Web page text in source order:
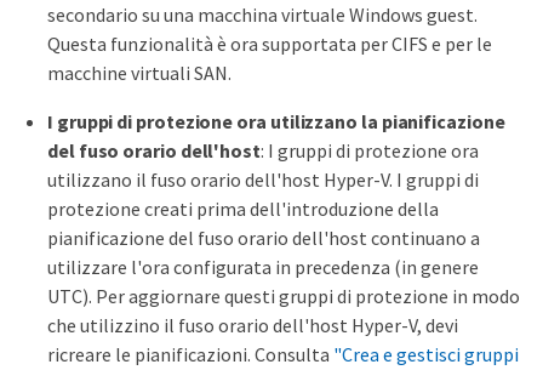
secondario su una macchina virtuale Windows guest.
Questa funzionalità è ora supportata per CIFS e per le
macchine virtuali SAN.
I gruppi di protezione ora utilizzano la pianificazione
del fuso orario dell'host: I gruppi di protezione ora
utilizzano il fuso orario dell'host Hyper-V. I gruppi di
protezione creati prima dell'introduzione della
pianificazione del fuso orario dell'host continuano a
utilizzare l'ora configurata in precedenza (in genere
UTC). Per aggiornare questi gruppi di protezione in modo
che utilizzino il fuso orario dell'host Hyper-V, devi
ricreare le pianificazioni. Consulta "Crea e gestisci gruppi